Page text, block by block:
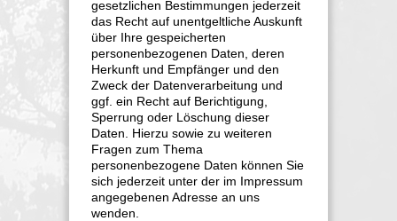
gesetzlichen Bestimmungen jederzeit
das Recht auf unentgeltliche Auskunft
über Ihre gespeicherten
personenbezogenen Daten, deren
Herkunft und Empfänger und den
Zweck der Datenverarbeitung und
ggf. ein Recht auf Berichtigung,
Sperrung oder Löschung dieser
Daten. Hierzu sowie zu weiteren
Fragen zum Thema
personenbezogene Daten können Sie
sich jederzeit unter der im Impressum
angegebenen Adresse an uns
wenden.